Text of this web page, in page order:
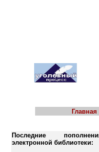
Главная
Последние
электронной библиотеки: